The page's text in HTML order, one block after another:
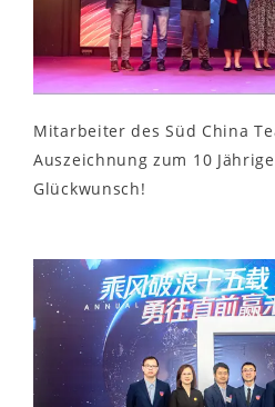
Mitarbeiter des Süd China
Auszeichnung zum 10
Glückwunsch!